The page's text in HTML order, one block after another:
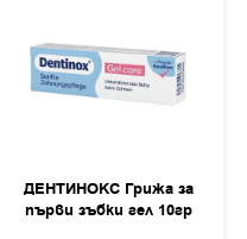
ДЕНТИНОКС Грижа за
първи зъбки гел 10гр